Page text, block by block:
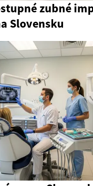
zubné
Slovensku